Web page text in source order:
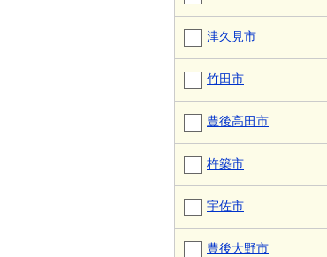
津久見市
竹田市
豊後高田市
杵築市
宇佐市
豊後大野市